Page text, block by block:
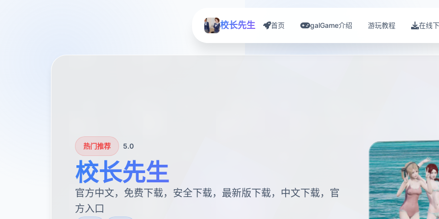
校长先生 首页 galGame介绍 游玩教程 在线
热门推荐 5.0
校长先生
官方中文，免费下载，安全下载，最新版下载，中文下载，官
方入口